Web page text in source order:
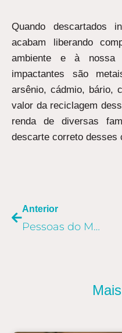
Quando descartados
acabam liberando
ambiente e à nossa
impactantes são
arsênio, cádmio, bário,
valor da reciclagem
renda de diversas
descarte correto desses
Anterior
Pessoas do Mundo Allog: 1.100 KM de bike até a Argentina